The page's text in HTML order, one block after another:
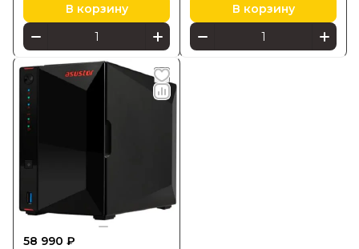
В корзину В корзину
58 990 ₽